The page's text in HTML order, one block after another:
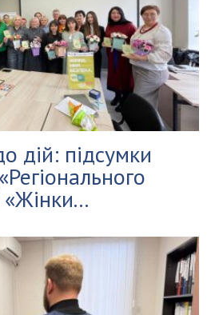
дій: підсумки